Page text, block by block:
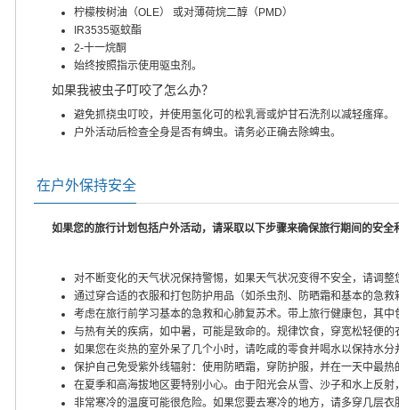
柠檬桉树油（OLE） 或对薄荷烷二醇（PMD）
IR3535驱蚊酯
2-十一烷酮
始终按照指示使用驱虫剂。
如果我被虫子叮咬了怎么办？
避免抓挠虫叮咬，并使用氢化可的松乳膏或炉甘石洗剂以减轻瘙痒。
户外活动后检查全身是否有蜱虫。请务必正确去除蜱虫。
在户外保持安全
如果您的旅行计划包括户外活动，请采取以下步骤来确保旅行期间的安全
对不断变化的天气状况保持警惕，如果天气状况变得不安全，请调整
通过穿合适的衣服和打包防护用品（如杀虫剂、防晒霜和基本的急救
考虑在旅行前学习基本的急救和心肺复苏术。带上旅行健康包，其
与热有关的疾病，如中暑，可能是致命的。规律饮食，穿宽松轻便
如果您在炎热的室外呆了几个小时，请吃咸的零食并喝水以保持水
保护自己免受紫外线辐射：使用防晒霜，穿防护服，并在一天中最热
在夏季和高海拔地区要特别小心。由于阳光会从雪、沙子和水上反
非常寒冷的温度可能很危险。如果您要去寒冷的地方，请多穿几层